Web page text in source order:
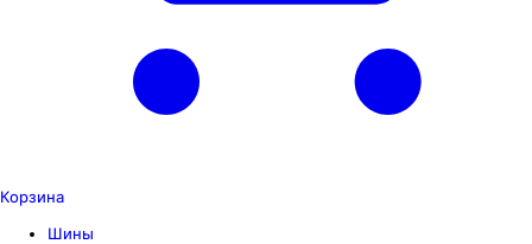
Корзина
Шины